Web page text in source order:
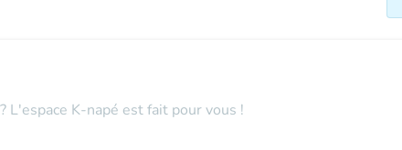
K-napé est fait pour vous !